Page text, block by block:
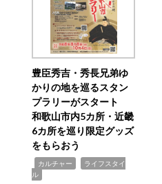
豊臣秀吉・秀長兄弟ゆ
かりの地を巡るスタン
プラリーがスタート
和歌山市内5カ所・近畿
6カ所を巡り限定グッズ
をもらおう
カルチャー
ライフスタイ
ル